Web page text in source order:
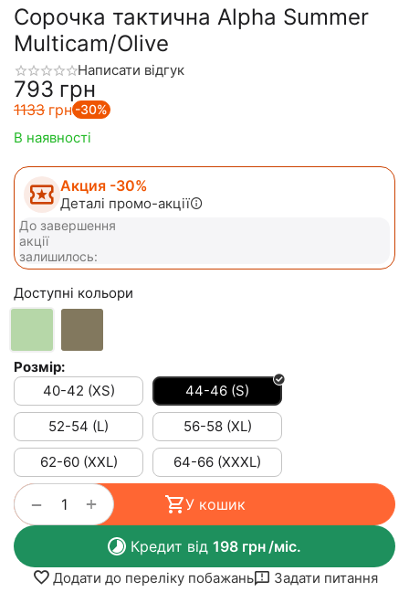
Сорочка тактична Alpha Summer
Multicam/Olive
Написати відгук
‍793‍ грн
‍1133‍ грн -30%
В наявності
Акция -30%
Деталі промо-акції
До завершення
акції
залишилось:
Доступні кольори
Розмір:
40-42 (XS)
44-46 (S)
52-54 (L) 56-58 (XL)
62-60 (XXL) 64-66 (XXXL)
+
− У кошик
Кредит від 198 грн/міс.
Додати до переліку побажань Задати питання